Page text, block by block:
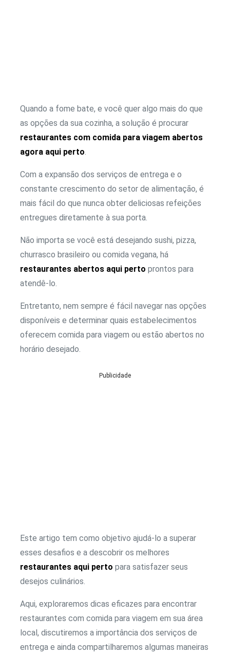
Quando a fome bate, e você quer algo mais do que
as opções da sua cozinha, a solução é procurar
restaurantes com comida para viagem abertos
agora aqui perto.
Com a expansão dos serviços de entrega e o
constante crescimento do setor de alimentação, é
mais fácil do que nunca obter deliciosas refeições
entregues diretamente à sua porta.
Não importa se você está desejando sushi, pizza,
churrasco brasileiro ou comida vegana, há
restaurantes abertos aqui perto prontos para
atendê-lo.
Entretanto, nem sempre é fácil navegar nas opções
disponíveis e determinar quais estabelecimentos
oferecem comida para viagem ou estão abertos no
horário desejado.
Publicidade
Este artigo tem como objetivo ajudá-lo a superar
esses desafios e a descobrir os melhores
restaurantes aqui perto para satisfazer seus
desejos culinários.
Aqui, exploraremos dicas eficazes para encontrar
restaurantes com comida para viagem em sua área
local, discutiremos a importância dos serviços de
entrega e ainda compartilharemos algumas maneiras